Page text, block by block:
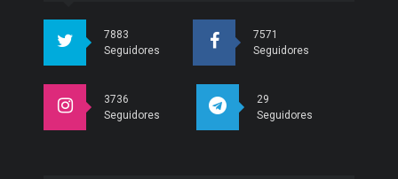
7883
Seguidores
7571
Seguidores
3736
Seguidores
29
Seguidores